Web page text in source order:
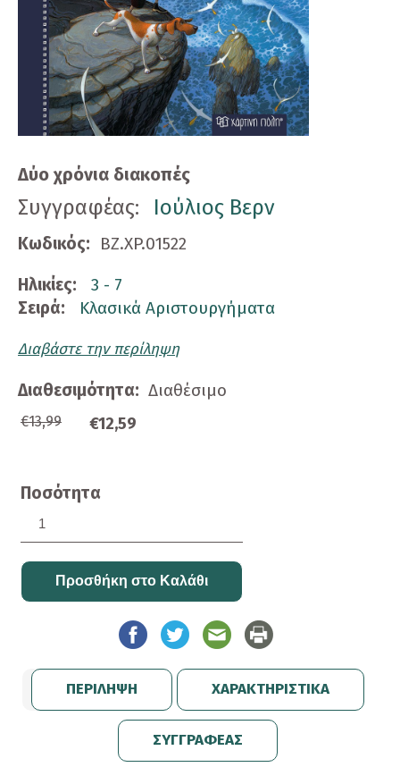
Δύο χρόνια διακοπές
Συγγραφέας: Ιούλιος Βερν
Κωδικός:
BZ.XP.01522
Ηλικίες:
3 - 7
Σειρά:
Κλασικά Αριστουργήματα
Διαβάστε την περίληψη
Διαθεσιμότητα: Διαθέσιμο
€13,99 €12,59
Ποσότητα
ΠΕΡΙΛΗΨΗ ΧΑΡΑΚΤΗΡΙΣΤΙΚΑ
ΣΥΓΓΡΑΦΕΑΣ